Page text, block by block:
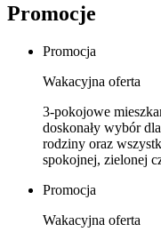
Promocje
Promocja
Wakacyjna oferta
3‑pokojowe
doskonały wybór
rodziny oraz
spokojnej, zielonej
Promocja
Wakacyjna oferta